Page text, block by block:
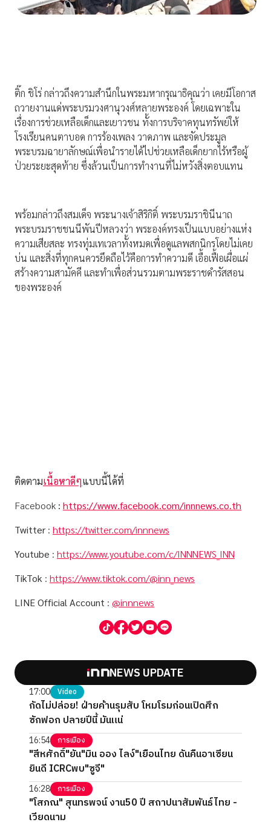
ติ๊ก ชิโร่ กล่าวถึงความสำนึกในพระมหากรุณาธิคุณว่า เคยมีโอกาส
ถวายงานแด่พระบรมวงศานุวงศ์หลายพระองค์ โดยเฉพาะใน
เรื่องการช่วยเหลือเด็กและเยาวชน ทั้งการบริจาคทุนทรัพย์ให้
โรงเรียนคนตาบอด การร้องเพลง วาดภาพ และจัดประมูล
พระบรมฉายาลักษณ์เพื่อนำรายได้ไปช่วยเหลือเด็กยากไร้หรือผู้
ป่วยระยะสุดท้าย ซึ่งล้วนเป็นการทำงานที่ไม่หวังสิ่งตอบแทน
พร้อมกล่าวถึงสมเด็จ พระนางเจ้าสิริกิติ์ พระบรมราชินีนาถ
พระบรมราชชนนีพันปีหลวงว่า พระองค์ทรงเป็นแบบอย่างแห่ง
ความเสียสละ ทรงทุ่มเทเวลาทั้งหมดเพื่อดูแลพสกนิกรโดยไม่เคย
บ่น และสิ่งที่ทุกคนควรยึดถือไว้คือการทำความดี เอื้อเฟื้อเผื่อแผ่
สร้างความสามัคคี และทำเพื่อส่วนรวมตามพระราชดำรัสสอน
ของพระองค์
ติดตามเนื้อหาดีๆแบบนี้ได้ที่
Facebook : https://www.facebook.com/innnews.co.th
Twitter : https://twitter.com/innnews
Youtube : https://www.youtube.com/c/INNNEWS_INN
TikTok : https://www.tiktok.com/@inn_news
LINE Official Account : @innnews
NEWS UPDATE
17:00 Video
กัดไม่ปล่อย! ฝ่ายค้านรุมสับ โหมโรมก่อนเปิดศึก
ซักฟอก ปลายปีนี้ มันแน่
16:54 การเมือง
"สีหศักดิ์"ยัน"มิน ออง ไลง์"เยือนไทย ดันคืนอาเซียน
ยินดี ICRCพบ"ซูจี"
16:28 การเมือง
"โสภณ" สุนทรพจน์ งาน50 ปี สถาปนาสัมพันธ์ไทย -
เวียดนาม